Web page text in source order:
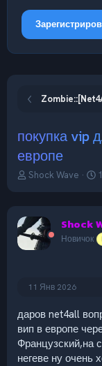
покупка vip
европе
А
р
т
е
Shock Wave
Д
н
а
ч
Shock
Новичок
11 Янв 2026
даров net4all
вип в европе
Французский,на
негеве ну очень